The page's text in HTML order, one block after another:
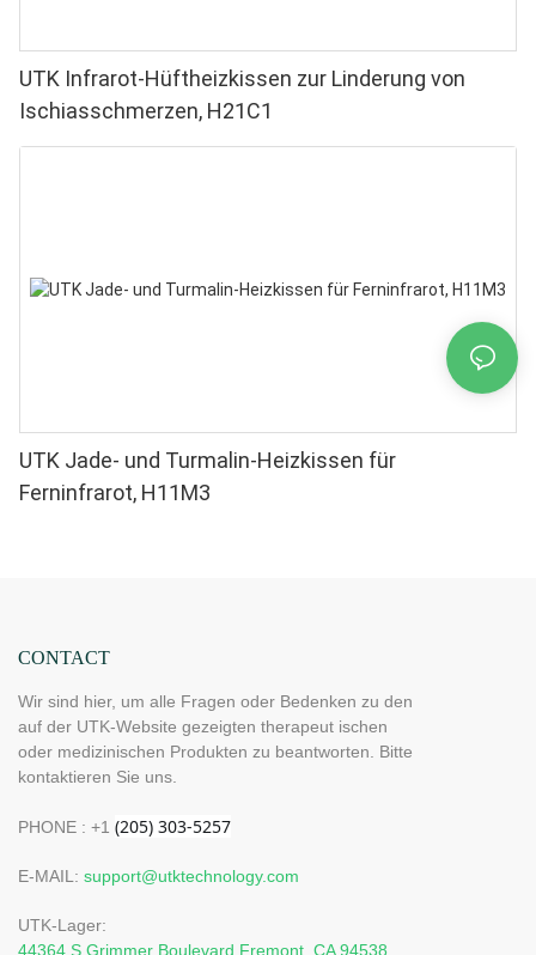
UTK Infrarot-Hüftheizkissen zur Linderung von
Ischiasschmerzen, H21C1
UTK Jade- und Turmalin-Heizkissen für
Ferninfrarot, H11M3
CONTACT
Wir sind hier, um alle Fragen oder Bedenken zu den
auf der UTK-Website gezeigten therapeut ischen
oder medizinischen Produkten zu beantworten. Bitte
kontaktieren Sie uns.
PHONE : +1
E-MAIL: support@utktechnology.com
UTK-Lager:
44364 S Grimmer Boulevard Fremont, CA 94538